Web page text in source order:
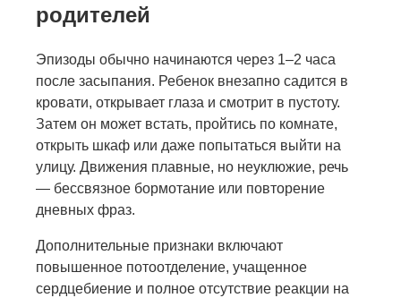
родителей
Эпизоды обычно начинаются через 1–2 часа
после засыпания. Ребенок внезапно садится в
кровати, открывает глаза и смотрит в пустоту.
Затем он может встать, пройтись по комнате,
открыть шкаф или даже попытаться выйти на
улицу. Движения плавные, но неуклюжие, речь
— бессвязное бормотание или повторение
дневных фраз.
Дополнительные признаки включают
повышенное потоотделение, учащенное
сердцебиение и полное отсутствие реакции на